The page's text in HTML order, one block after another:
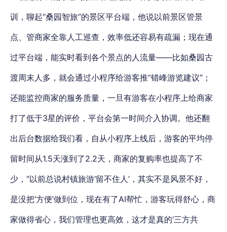
训，聊起“桑园智旅”的景区平台端，他说以前景区管景
点、管商家全靠人工巡查，效率低还容易有疏漏；现在通
过平台端，能实时看到各个景点的人流量——比如桑园古
渡周末人多，就会通过小程序给游客推“错峰游览建议”；
还能监控商家的服务质量，一旦有游客在小程序上给商家
打了低于3星的评价，平台会第一时间介入协调。他还翻
出后台数据给我们看，自从小程序上线后，游客的平均停
留时间从1.5天涨到了2.2天，商家的复购率也提高了不
少，“以前总说村镇旅游‘留不住人’，其实不是风景不好，
是没把‘方便’做到位，现在有了AI帮忙，游客玩得舒心，商
家做得省心，我们管理也更高效，这才是真的‘三方共